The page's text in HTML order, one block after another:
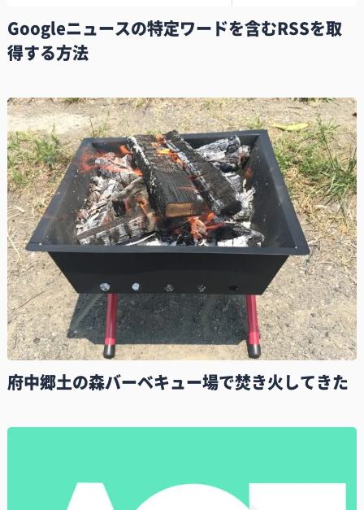
Googleニュースの特定ワードを含むRSSを取
得する方法
府中郷土の森バーベキュー場で焚き火してきた